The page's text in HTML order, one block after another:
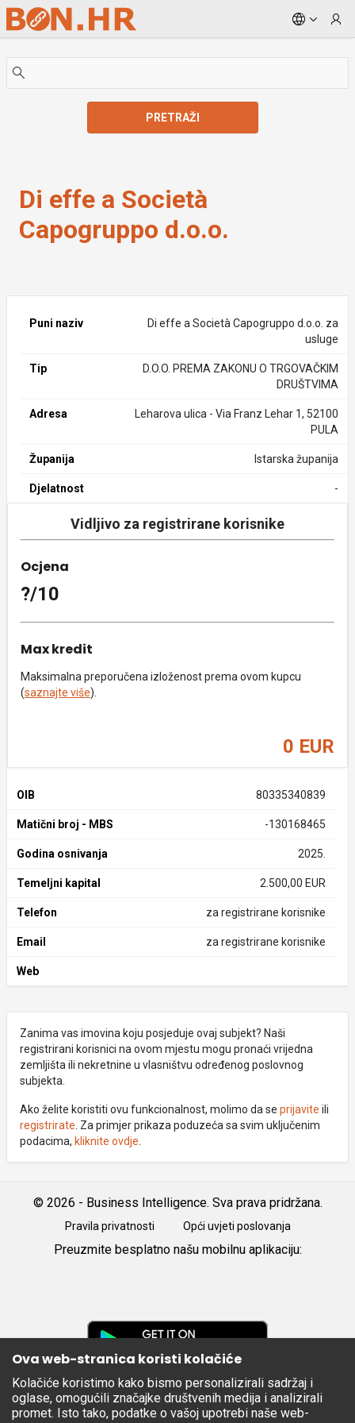
Skip to Main Content
PRETRAŽI
Di effe a Società
Capogruppo d.o.o.
Puni naziv
Di effe a Società Capogruppo d.o.o. za
usluge
Tip
D.O.O. PREMA ZAKONU O TRGOVAČKIM
DRUŠTVIMA
Adresa
Leharova ulica - Via Franz Lehar 1, 52100
PULA
Županija Istarska županija
Djelatnost -
Vidljivo za registrirane korisnike
Ocjena
?/10
Max kredit
Maksimalna preporučena izloženost prema ovom kupcu
(saznajte više).
0 EUR
OIB 80335340839
Matični broj - MBS -130168465
Godina osnivanja 2025.
Temeljni kapital 2.500,00 EUR
Telefon za registrirane korisnike
Email za registrirane korisnike
Web
Zanima vas imovina koju posjeduje ovaj subjekt? Naši
registrirani korisnici na ovom mjestu mogu pronaći vrijedna
zemljišta ili nekretnine u vlasništvu određenog poslovnog
subjekta.
Ako želite koristiti ovu funkcionalnost, molimo da se prijavite ili
registrirate . Za primjer prikaza poduzeća sa svim uključenim
podacima, kliknite ovdje
© 2026 - Business Intelligence. Sva prava pridržana.
Pravila privatnosti Opći uvjeti poslovanja
Preuzmite besplatno našu mobilnu aplikaciju:
Apple
Store
Ova web-stranica koristi kolačiće
Kolačiće koristimo kako bismo personalizirali sadržaj i
oglase, omogućili značajke društvenih medija i analizirali
promet. Isto tako, podatke o vašoj upotrebi naše web-